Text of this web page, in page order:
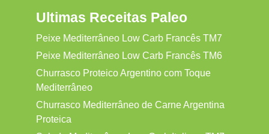
Ultimas Receitas Paleo
Peixe Mediterrâneo Low Carb Francês TM7
Peixe Mediterrâneo Low Carb Francês TM6
Churrasco Proteico Argentino com Toque
Mediterrâneo
Churrasco Mediterrâneo de Carne Argentina
Proteica